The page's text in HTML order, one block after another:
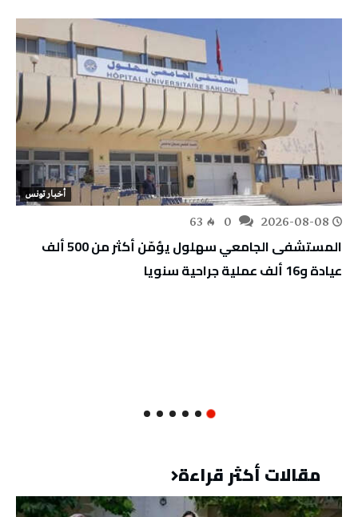
أخبار تونس
2026-08-08
63
المستشفى الجامعي سهلول يؤمّن أكثر من 500 ألف
عيادة و16 ألف عملية جراحية سنويا
مقالات أكثر قراءة